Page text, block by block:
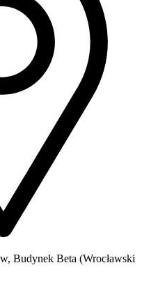
Budynek Beta (Wrocławski